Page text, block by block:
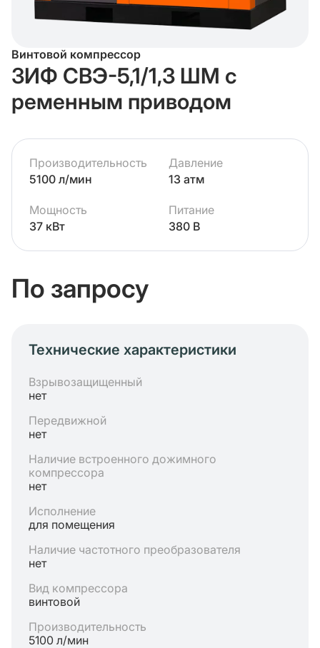
Винтовой компрессор
ЗИФ СВЭ-5,1/1,3 ШМ с
ременным приводом
Производительность
5100 л/мин
Давление
13 атм
Мощность
37 кВт
Питание
380 В
По запросу
Технические характеристики
Взрывозащищенный
нет
Передвижной
нет
Наличие встроенного дожимного
компрессора
нет
Исполнение
для помещения
Наличие частотного преобразователя
нет
Вид компрессора
винтовой
Производительность
5100 л/мин